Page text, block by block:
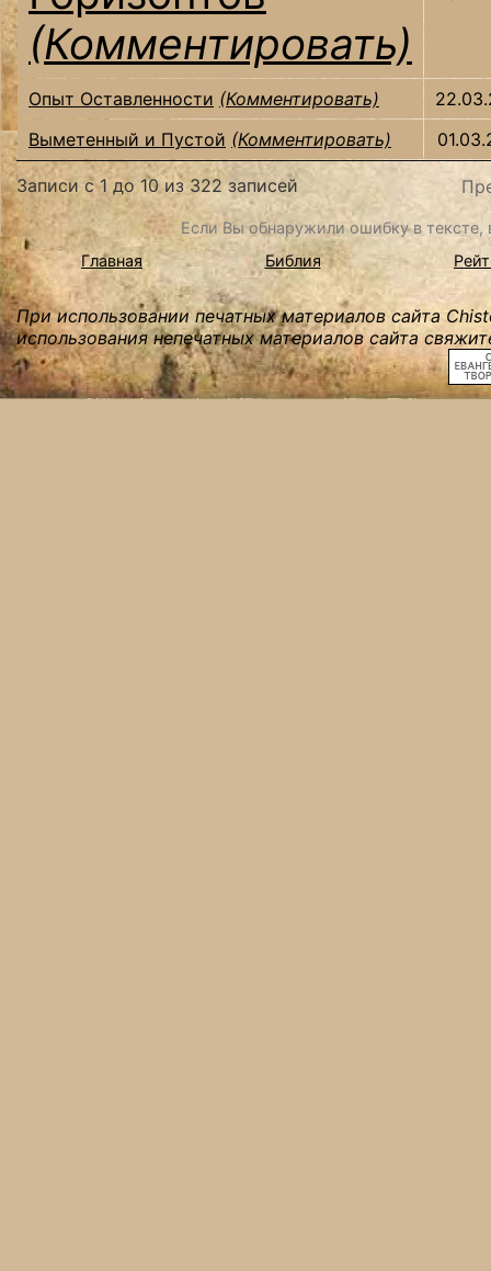
(Комментировать)
Опыт Оставленности (Комментировать)
Выметенный и Пустой (Комментировать)
Записи с 1 до 10 из 322 записей
Если Вы обнаружили ошибку в
Главная
Библия
При использовании печатных материалов сайта
использования непечатных материалов сайта